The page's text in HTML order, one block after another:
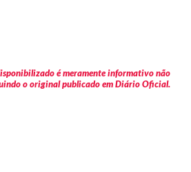
é meramente informativo não
o original publicado em Diário Oficial.